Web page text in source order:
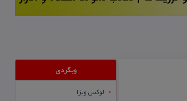
وبگردی
لوکس ویزا